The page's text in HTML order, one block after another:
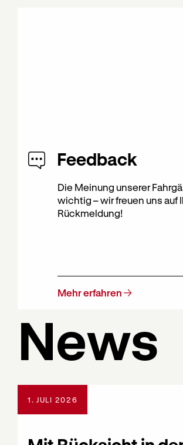
Feedback
Die Meinung unserer
wichtig – wir freuen uns auf
Rückmeldung!
Mehr erfahren
News
1. JULI 2026